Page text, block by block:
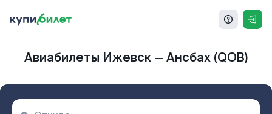
Авиабилеты Ижевск — Ансбах (QOB)